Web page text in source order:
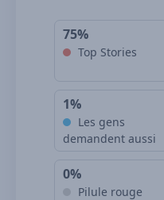
75%
Top Stories
1%
Les gens
demandent aussi
0%
Pilule rouge